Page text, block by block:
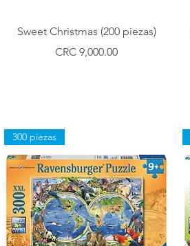
Vista rápida
Sweet Christmas (200 piezas)
Precio
CRC 9,000.00
300 piezas